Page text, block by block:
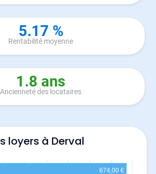
5.17 %
Rentabilité moyenne
1.8 ans
Ancienneté des locataires
loyers à Derval